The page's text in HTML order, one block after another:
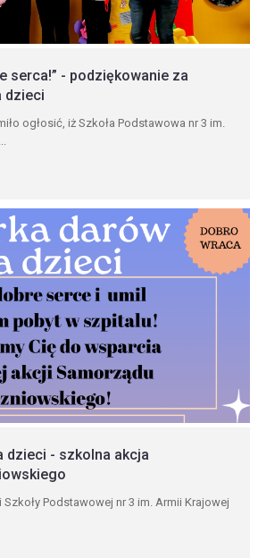
serca!” - podziękowanie za
dzieci
ogłosić, iż Szkoła Podstawowa nr 3 im.
dzieci - szkolna akcja
Podstawowej nr 3 im. Armii Krajowej